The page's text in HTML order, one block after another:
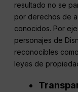
resultado no se
por derechos de
conocidos. Por
personajes de
reconocibles
leyes de